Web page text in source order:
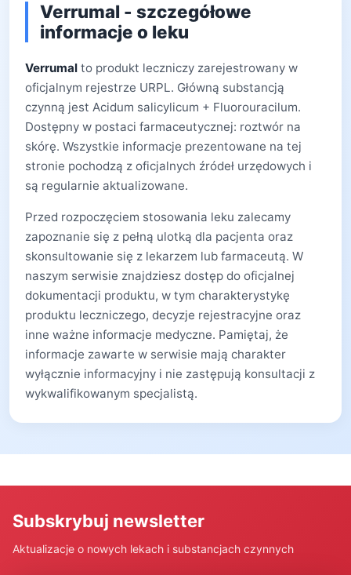
Verrumal - szczegółowe
informacje o leku
Verrumal to produkt leczniczy zarejestrowany w
oficjalnym rejestrze URPL. Główną substancją
czynną jest Acidum salicylicum + Fluorouracilum.
Dostępny w postaci farmaceutycznej: roztwór na
skórę. Wszystkie informacje prezentowane na tej
stronie pochodzą z oficjalnych źródeł urzędowych i
są regularnie aktualizowane.
Przed rozpoczęciem stosowania leku zalecamy
zapoznanie się z pełną ulotką dla pacjenta oraz
skonsultowanie się z lekarzem lub farmaceutą. W
naszym serwisie znajdziesz dostęp do oficjalnej
dokumentacji produktu, w tym charakterystykę
produktu leczniczego, decyzje rejestracyjne oraz
inne ważne informacje medyczne. Pamiętaj, że
informacje zawarte w serwisie mają charakter
wyłącznie informacyjny i nie zastępują konsultacji z
wykwalifikowanym specjalistą.
Subskrybuj newsletter
Aktualizacje o nowych lekach i substancjach czynnych